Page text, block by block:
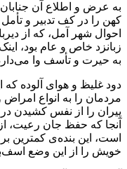
به عرض و اطلاع آن
کهن را در کف تدبیر و
احوال شهر آمل، که از
زبانزد خاص و عام بود،
به حیرت و تأسف وا
دود غلیظ و هوای آلوده که
مردمان را به انواع
پیران را از نفس کشیدن
آنجا که حفظ جان رعیت،
است، این بنده‌ی کمترین
خویش را از این وضع